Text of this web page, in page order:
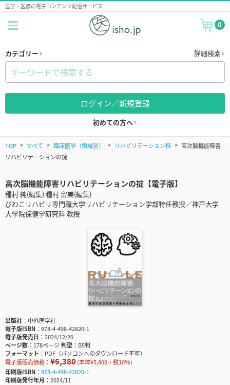
医学・医療の電子コンテンツ配信サービス
0
カテゴリー 詳細検索
ログイン／新規登録
初めての方へ
TOP すべて 臨床医学（領域別） リハビリテーション科
高次脳機能障害
リハビリテーションの掟
高次脳機能障害リハビリテーションの掟【電子版】
種村 純(編集) 種村 留美(編集)
びわこリハビリ専門職大学リハビリテーション学部特任教授／神戸大学
大学院保健学研究科 教授
出版社
中外医学社
電子版ISBN
978-4-498-42820-1
電子版発売日
2024/12/20
ページ数
178ページ判型
B5判
フォーマット
PDF（パソコンへのダウンロード不可）
電子版販売価格： ¥6,380(本体¥5,800＋税10％)
印刷版ISBN
978-4-498-42820-1
印刷版発行年月
2024/11